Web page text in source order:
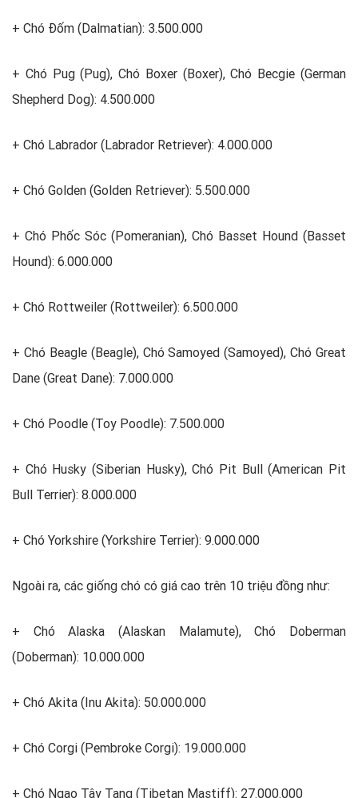
+ Chó Đốm (Dalmatian): 3.500.000
+ Chó Pug (Pug), Chó Boxer (Boxer), Chó Becgie (German
Shepherd Dog): 4.500.000
+ Chó Labrador (Labrador Retriever): 4.000.000
+ Chó Golden (Golden Retriever): 5.500.000
+ Chó Phốc Sóc (Pomeranian), Chó Basset Hound (Basset
Hound): 6.000.000
+ Chó Rottweiler (Rottweiler): 6.500.000
+ Chó Beagle (Beagle), Chó Samoyed (Samoyed), Chó Great
Dane (Great Dane): 7.000.000
+ Chó Poodle (Toy Poodle): 7.500.000
+ Chó Husky (Siberian Husky), Chó Pit Bull (American Pit
Bull Terrier): 8.000.000
+ Chó Yorkshire (Yorkshire Terrier): 9.000.000
Ngoài ra, các giống chó có giá cao trên 10 triệu đồng như:
+ Chó Alaska (Alaskan Malamute), Chó Doberman
(Doberman): 10.000.000
+ Chó Akita (Inu Akita): 50.000.000
+ Chó Corgi (Pembroke Corgi): 19.000.000
+ Chó Ngao Tây Tạng (Tibetan Mastiff): 27.000.000